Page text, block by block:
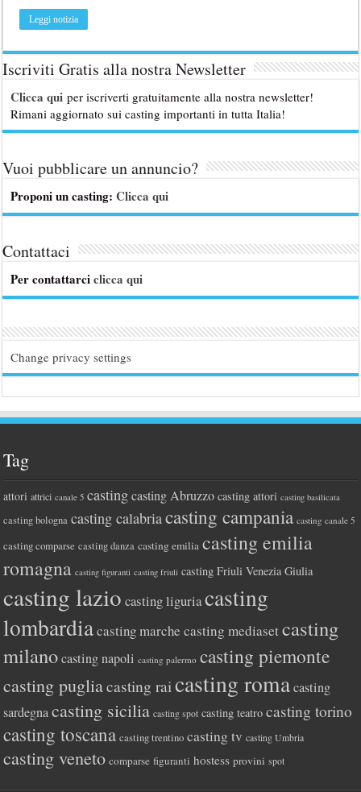
Leggi notizia
Iscriviti Gratis alla nostra Newsletter
Clicca qui per iscriverti gratuitamente alla nostra newsletter!
Rimani aggiornato sui casting importanti in tutta Italia!
Vuoi pubblicare un annuncio?
Proponi un casting:Clicca qui
Contattaci
Per contattarciclicca qui
Change privacy settings
Tag
attori attrici canale 5 casting casting Abruzzo casting attori casting basilicata
casting bologna casting calabriacasting campania casting canale 5
casting comparse casting danza casting emilia casting emilia
romagna casting figuranti casting friuli casting Friuli Venezia Giulia
casting lazio casting liguriacasting
lombardiacasting marche casting mediasetcasting
milano casting napoli casting palermo casting piemonte
casting pugliacasting raicasting roma casting
sardegna casting sicilia casting spot casting teatro casting torino
casting toscana casting trentino casting tv casting Umbria
casting veneto comparse figuranti hostess provini spot